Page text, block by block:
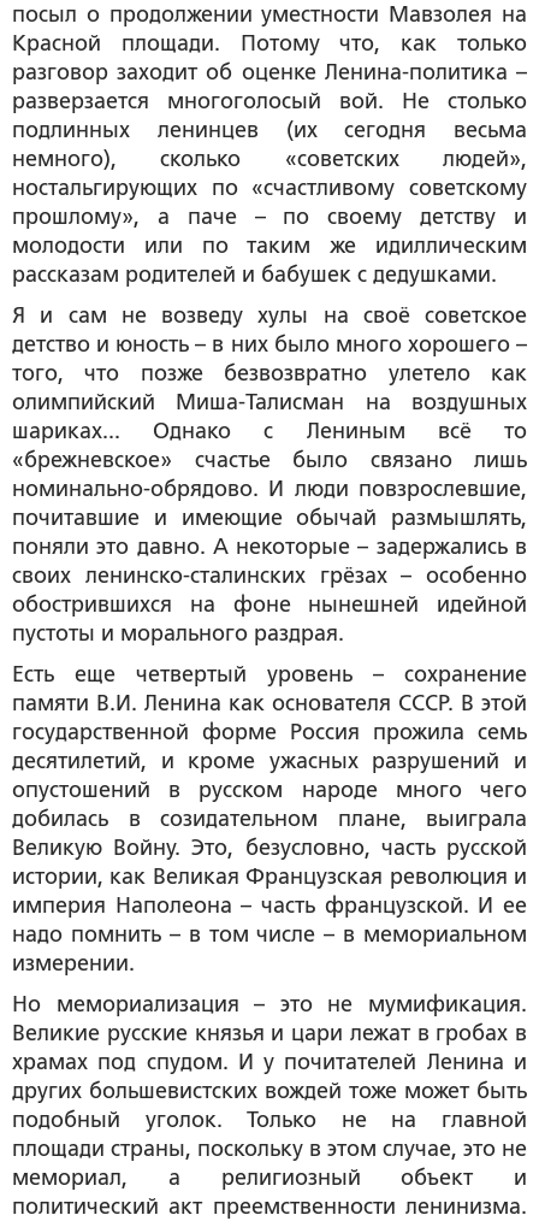
посыл о продолжении уместности Мавзолея на
Красной площади. Потому что, как только
разговор заходит об оценке Ленина-политика –
разверзается многоголосый вой. Не столько
подлинных ленинцев (их сегодня весьма
немного), сколько «советских людей»,
ностальгирующих по «счастливому советскому
прошлому», а паче – по своему детству и
молодости или по таким же идиллическим
рассказам родителей и бабушек с дедушками.
Я и сам не возведу хулы на своё советское
детство и юность – в них было много хорошего –
того, что позже безвозвратно улетело как
олимпийский Миша-Талисман на воздушных
шариках... Однако с Лениным всё то
«брежневское» счастье было связано лишь
номинально-обрядово. И люди повзрослевшие,
почитавшие и имеющие обычай размышлять,
поняли это давно. А некоторые – задержались в
своих ленинско-сталинских грёзах – особенно
обострившихся на фоне нынешней идейной
пустоты и морального раздрая.
Есть еще четвертый уровень – сохранение
памяти В.И. Ленина как основателя СССР. В этой
государственной форме Россия прожила семь
десятилетий, и кроме ужасных разрушений и
опустошений в русском народе много чего
добилась в созидательном плане, выиграла
Великую Войну. Это, безусловно, часть русской
истории, как Великая Французская революция и
империя Наполеона – часть французской. И ее
надо помнить – в том числе – в мемориальном
измерении.
Но мемориализация – это не мумификация.
Великие русские князья и цари лежат в гробах в
храмах под спудом. И у почитателей Ленина и
других большевистских вождей тоже может быть
подобный уголок. Только не на главной
площади страны, поскольку в этом случае, это не
мемориал, а религиозный объект и
политический акт преемственности ленинизма.